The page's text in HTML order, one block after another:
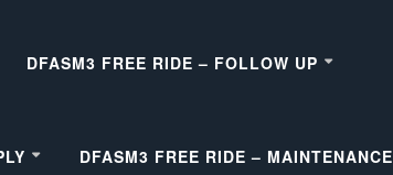
DFASM3 FREE RIDE – FOLLOW UP
DFASM3 FREE RIDE – MAINTENANCE